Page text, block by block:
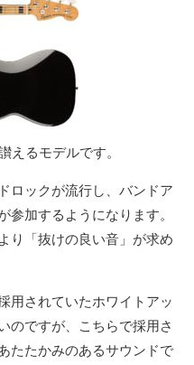
えるモデルです。
ロックが流行し、バンドア
参加するようになります。
り「抜けの良い音」が求め
用されていたホワイトアッ
のですが、こちらで採用さ
たたかみのあるサウンドで